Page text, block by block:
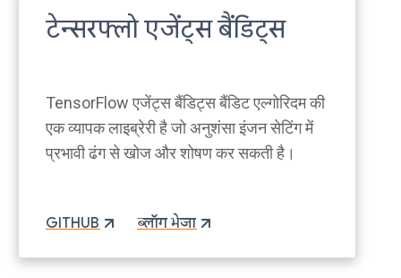
टेन्सरफ्लो एजेंट्स बैंडिट्स
TensorFlow एजेंट्स बैंडिट्स बैंडिट एल्गोरिदम की
एक व्यापक लाइब्रेरी है जो अनुशंसा इंजन सेटिंग में
प्रभावी ढंग से खोज और शोषण कर सकती है।
GITHUB ब्लॉग भेजा